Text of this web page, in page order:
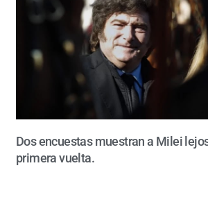
Dos encuestas muestran a Milei
primera vuelta.